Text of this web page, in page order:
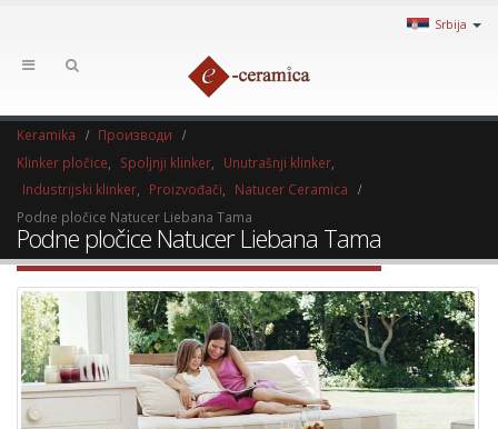
Srbija
Keramika
Производи
Klinker pločice
Spoljnji klinker Unutrašnji klinker
Industrijski klinker
Proizvođači
Natucer Ceramica
Podne pločice Natucer Liebana Tama
Podne pločice Natucer Liebana Tama